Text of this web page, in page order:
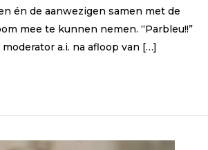
én de aanwezigen samen met de
mee te kunnen nemen. “Parbleu!!”
a.i. na afloop van […]